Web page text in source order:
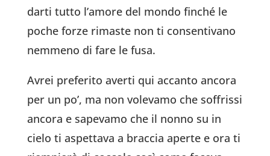
darti tutto l’amore del mondo finché le
poche forze rimaste non ti consentivano
nemmeno di fare le fusa.
Avrei preferito averti qui accanto ancora
per un po’, ma non volevamo che soffrissi
ancora e sapevamo che il nonno su in
cielo ti aspettava a braccia aperte e ora ti